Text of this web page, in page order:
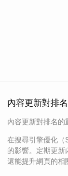
內容更新對排
內容更新對排名
在搜尋引擎優化（
的影響。定期更新
還能提升網頁的相